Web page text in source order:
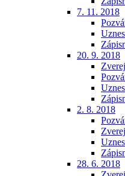
7. 11. 2018
20. 9. 2018
2. 8. 2018
28. 6. 2018